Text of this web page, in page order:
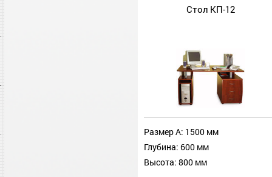
Стол КП-12
Размер А: 1500 мм
Глубина: 600 мм
Высота: 800 мм